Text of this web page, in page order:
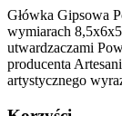
Główka Gipsowa
wymiarach
utwardzaczami
producenta
artystycznego